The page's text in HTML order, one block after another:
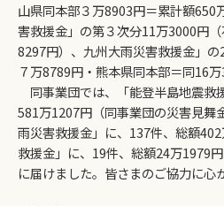
山県同本部３万8903円＝累計額650
害救援金」の第３次分11万3000円
8297円）、九州大雨災害救援金」
７万8789円・熊本県同本部＝同16万
同事業団では、「能登半島地震救
581万1207円（同事業団の災害見舞
雨災害救援金」に、137件、総額
救援金」に、19件、総額24万1979
に届けました。皆さまのご協力に心